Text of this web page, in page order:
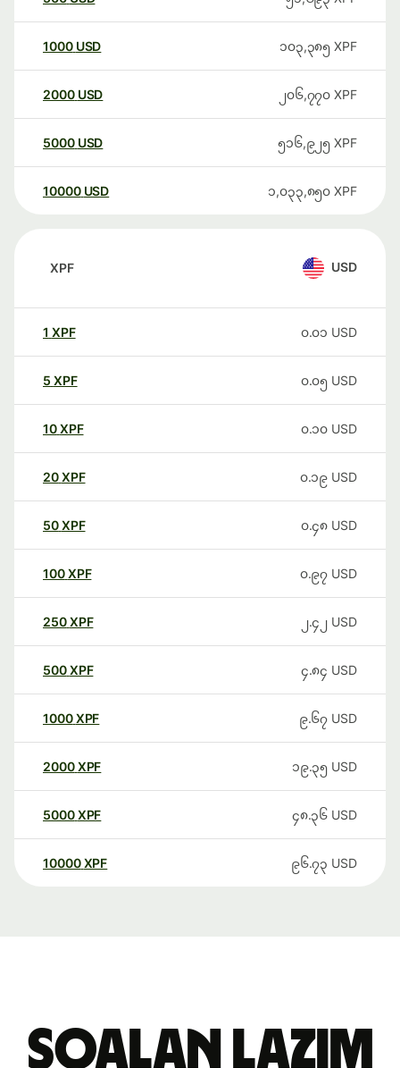
1000 USD ၁၀၃,၃၈၅ XPF
2000 USD ၂၀၆,၇၇၀ XPF
5000 USD ၅၁၆,၉၂၅ XPF
10000 USD ၁,၀၃၃,၈၅၀ XPF
XPF USD
1 XPF ၀.၀၁ USD
5 XPF ၀.၀၅ USD
10XPF ၀.၁၀ USD
20XPF ၀.၁၉ USD
50XPF ၀.၄၈ USD
100XPF ၀.၉၇ USD
250XPF ၂.၄၂ USD
500XPF ၄.၈၄ USD
1000XPF ၉.၆၇ USD
2000XPF ၁၉.၃၅ USD
5000XPF ၄၈.၃၆ USD
10000 XPF ၉၆.၇၃ USD
Soalan Lazim